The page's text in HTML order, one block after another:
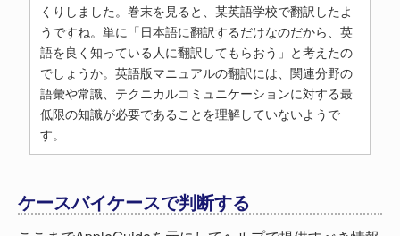
くりしました。巻末を見ると、某英語学校で翻訳したよ
うですね。単に「日本語に翻訳するだけなのだから、英
語を良く知っている人に翻訳してもらおう」と考えたの
でしょうか。英語版マニュアルの翻訳には、関連分野の
語彙や常識、テクニカルコミュニケーションに対する最
低限の知識が必要であることを理解していないようで
す。
ケースバイケースで判断する